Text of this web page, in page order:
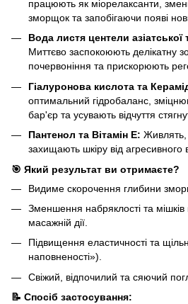
працюють як міорелаксанти,
зморщок та запобігаючи появі
Вода листя центели
Миттєво заспокоюють делікатну
почервоніння та прискорюють
Гіалуронова кислота та
оптимальний гідробаланс,
бар'єр та усувають відчуття
Пантенол та Вітамін Е: Живлять,
захищають шкіру від агресивного
🎯 Який результат ви отримаєте?
Видиме скорочення глибини
Зменшення набряклості та мішків
масажній дії.
Підвищення еластичності та
наповненості»).
Свіжий, відпочилий та сяючий
📝 Спосіб застосування: